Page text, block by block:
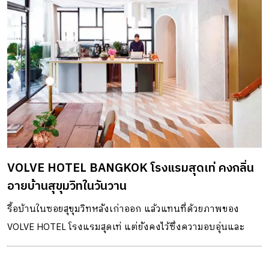
VOLVE HOTEL BANGKOK โรงแรมสุดเท่ คงกลิ่น
อายบ้านสุขุมวิทในวันวาน
รื้อบ้านในซอยสุขุมวิทหลังเก่าออก แล้วแทนที่ด้วยภาพของ
VOLVE HOTEL โรงแรมสุดเท่ แต่ยังคงไว้ซึ่งความอบอุ่นและ
เอกลักษณ์ความเป็นบ้านสุขุมวิทในวันวานได้อย่างดี